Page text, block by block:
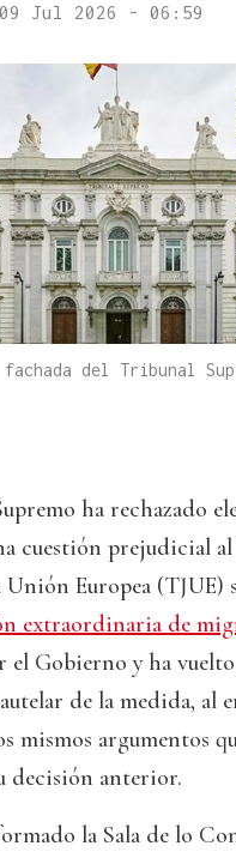
09 Jul 2026 - 06:59
del Tribunal
ha rechazado
cuestión prejudicial
Unión Europea (TJUE)
extraordinaria de
el Gobierno y ha
de la medida, al
mismos argumentos
decisión anterior.
la Sala de lo